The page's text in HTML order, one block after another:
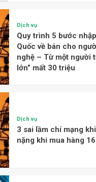
Dịch vụ
Quy trình 5 bước
Quốc về bán cho
nghệ – Từ một người
lớn” mất 30 triệu
Dịch vụ
3 sai lầm chí mạng
nặng khi mua hàng